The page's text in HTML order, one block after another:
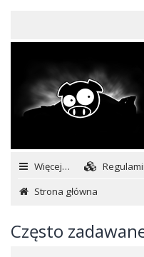
Więcej…
Strona główna
Często